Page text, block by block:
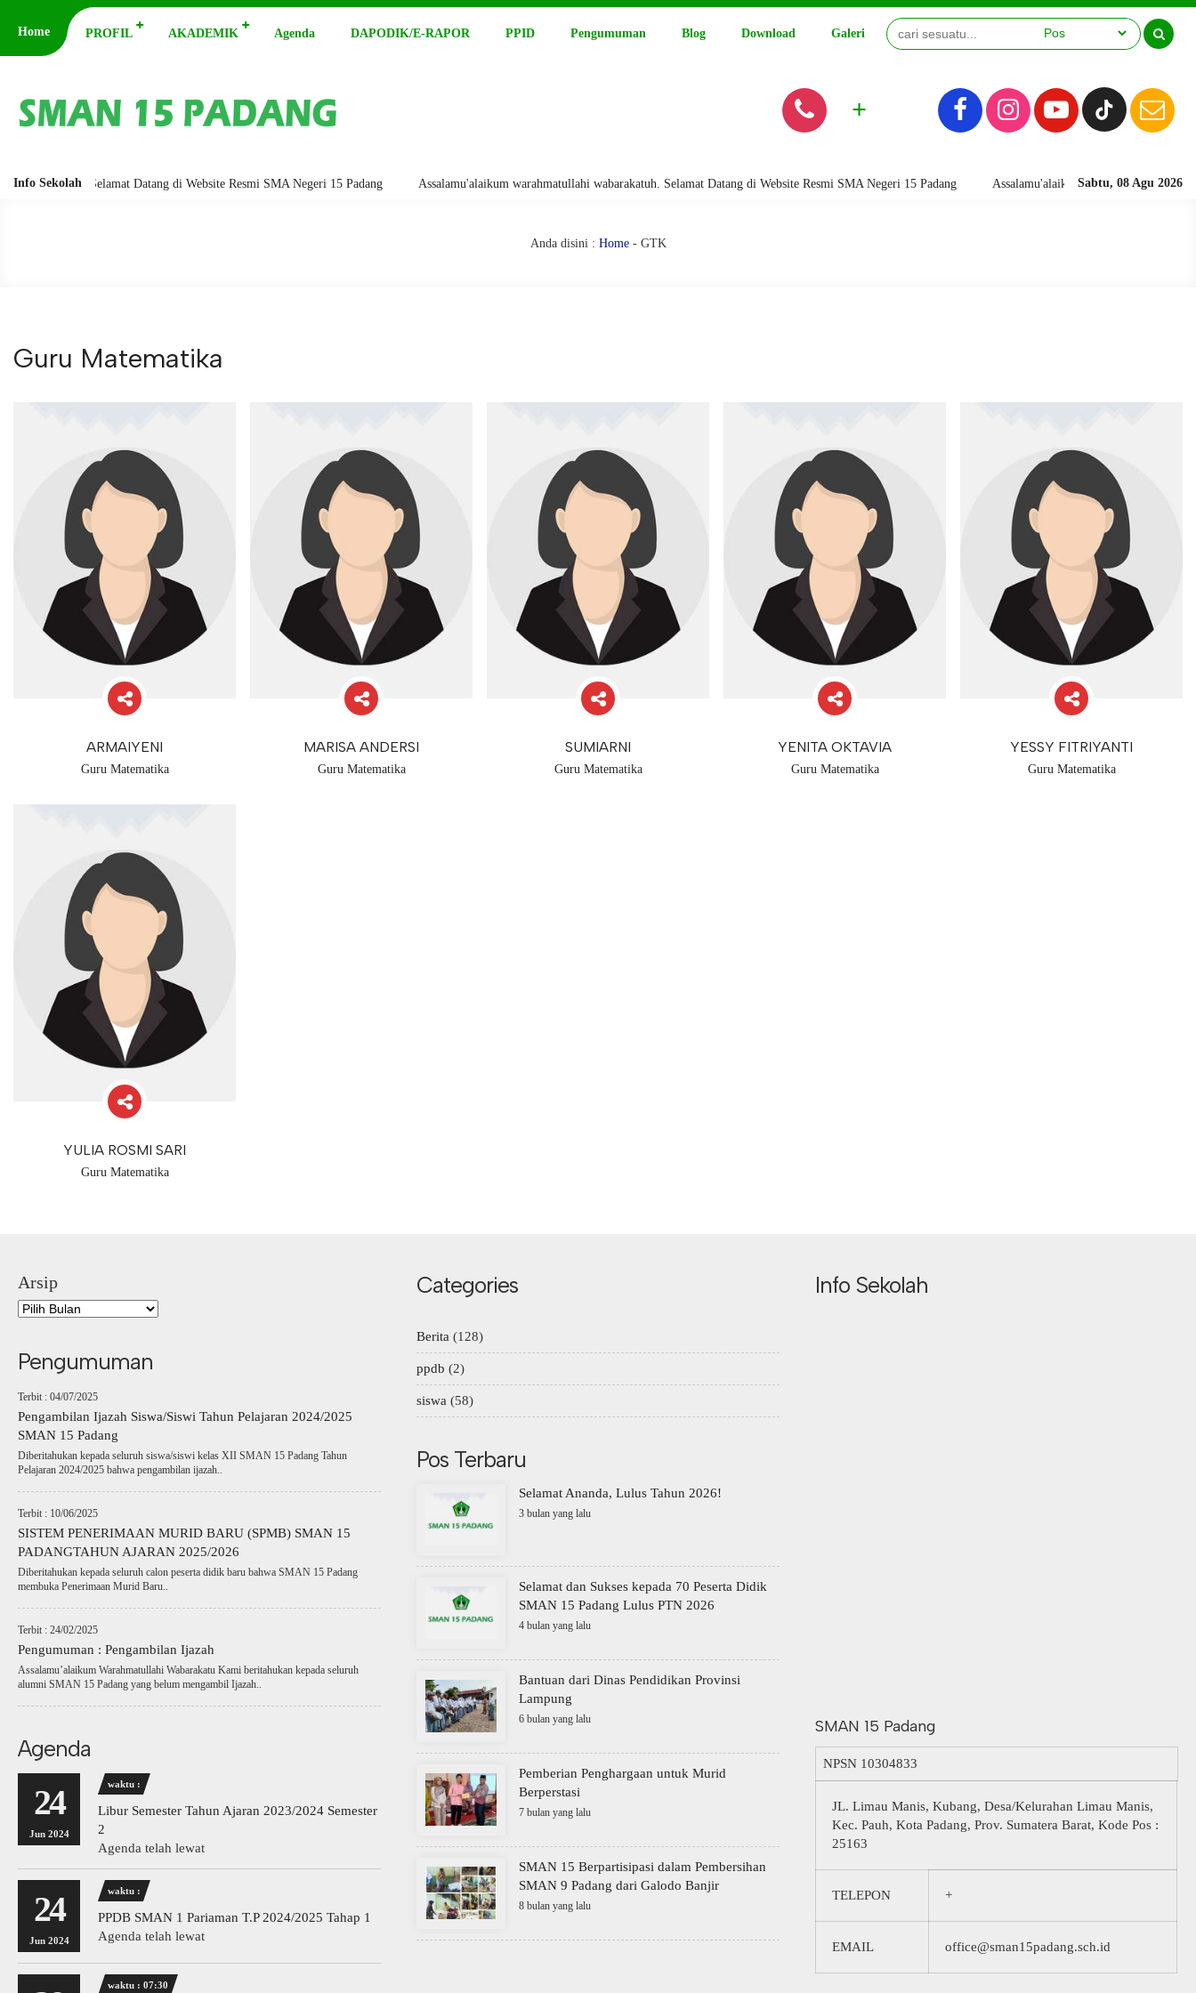
Home PROFIL AKADEMIK Agenda DAPODIK/E-RAPOR PPID Pengumuman Blog Download Galeri Video
+
Info Sekolah Sabtu, 08 Agu 2026
Selamat Datang di Website Resmi SMA Negeri 15 Padang Assalamu'alaikum warahmatullahi wabarakatuh. Selamat Datang di Website Resmi SMA Negeri 15 Padang Assalamu'alaikum warahmatullahi
Anda disini : Home- GTK
Guru Matematika
ARMAIYENI
Guru Matematika
MARISA ANDERSI
Guru Matematika
SUMIARNI
Guru Matematika
YENITA OKTAVIA
Guru Matematika
YESSY FITRIYANTI
Guru Matematika
YULIA ROSMI SARI
Guru Matematika
Arsip
Pengumuman
Terbit : 04/07/2025
Pengambilan Ijazah Siswa/Siswi Tahun Pelajaran 2024/2025
SMAN 15 Padang
Diberitahukan kepada seluruh siswa/siswi kelas XII SMAN 15 Padang Tahun
Pelajaran 2024/2025 bahwa pengambilan ijazah..
Terbit : 10/06/2025
SISTEM PENERIMAAN MURID BARU (SPMB) SMAN 15
PADANGTAHUN AJARAN 2025/2026
Diberitahukan kepada seluruh calon peserta didik baru bahwa SMAN 15 Padang
membuka Penerimaan Murid Baru..
Terbit : 24/02/2025
Pengumuman : Pengambilan Ijazah
Assalamu’alaikum Warahmatullahi Wabarakatu Kami beritahukan kepada seluruh
alumni SMAN 15 Padang yang belum mengambil Ijazah..
Agenda
24
Jun 2024
waktu :
Libur Semester Tahun Ajaran 2023/2024 Semester
2
Agenda telah lewat
24
Jun 2024
waktu :
PPDB SMAN 1 Pariaman T.P 2024/2025 Tahap 1
Agenda telah lewat
waktu : 07:30
Categories
Berita (128)
ppdb (2)
siswa (58)
Pos Terbaru
Selamat Ananda, Lulus Tahun 2026!
3 bulan yang lalu
Selamat dan Sukses kepada 70 Peserta Didik
SMAN 15 Padang Lulus PTN 2026
4 bulan yang lalu
Bantuan dari Dinas Pendidikan Provinsi
Lampung
6 bulan yang lalu
Pemberian Penghargaan untuk Murid
Berperstasi
7 bulan yang lalu
SMAN 15 Berpartisipasi dalam Pembersihan
SMAN 9 Padang dari Galodo Banjir
8 bulan yang lalu
Info Sekolah
SMAN 15 Padang
NPSN 10304833
JL. Limau Manis, Kubang, Desa/Kelurahan Limau Manis,
Kec. Pauh, Kota Padang, Prov. Sumatera Barat, Kode Pos :
25163
TELEPON +
EMAIL office@sman15padang.sch.id